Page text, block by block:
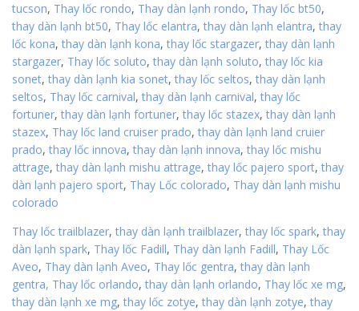
tucson, Thay lốc rondo, Thay dàn lạnh rondo, Thay lốc bt50,
thay dàn lạnh bt50, Thay lốc elantra, thay dàn lạnh elantra, thay
lốc kona, thay dàn lạnh kona, thay lốc stargazer, thay dàn lạnh
stargazer, Thay lốc soluto, thay dàn lạnh soluto, thay lốc kia
sonet, thay dàn lạnh kia sonet, thay lốc seltos, thay dàn lạnh
seltos, Thay lốc carnival, thay dàn lạnh carnival, thay lốc
fortuner, thay dàn lạnh fortuner, thay lốc stazex, thay dàn lạnh
stazex, Thay lốc land cruiser prado, thay dàn lạnh land cruier
prado, thay lốc innova, thay dàn lạnh innova, thay lốc mishu
attrage, thay dàn lạnh mishu attrage, thay lốc pajero sport, thay
dàn lạnh pajero sport, Thay Lốc colorado, Thay dàn lạnh mishu
colorado
Thay lốc trailblazer, thay dàn lạnh trailblazer, thay lốc spark, thay
dàn lạnh spark, Thay lốc Fadill, Thay dàn lạnh Fadill, Thay Lốc
Aveo, Thay dàn lạnh Aveo, Thay lốc gentra, thay dàn lạnh
gentra, Thay lốc orlando, thay dàn lạnh orlando, Thay lốc xe mg,
thay dàn lạnh xe mg, thay lốc zotye, thay dàn lạnh zotye, thay